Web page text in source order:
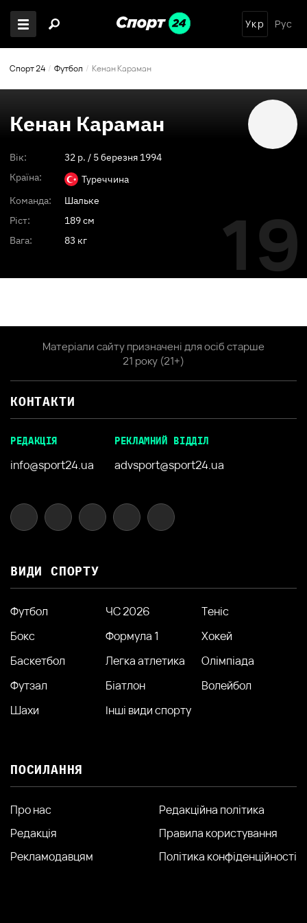
Укр Рус
Спорт 24 Футбол Кенан Караман
Кенан Караман
Вік: 32 p. / 5 березня 1994
Країна:
Туреччина
Команда:
Шальке
Ріст:
189 см
Вага:
83 кг 19
Матеріали сайту призначені для осіб старше
21 року (21+)
КОНТАКТИ
РЕДАКЦІЯ
info@sport24.ua
РЕКЛАМНИЙ ВІДДІЛ
advsport@sport24.ua
ВИДИ СПОРТУ
Футбол ЧС 2026
Теніс
Бокс
Формула 1
Хокей
Баскетбол
Легка атлетика
Олімпіада
Футзал
Біатлон
Волейбол
Шахи
Інші види спорту
ПОСИЛАННЯ
Про нас
Редакція
Рекламодавцям
Редакційна політика
Правила користування
Політика конфіденційності